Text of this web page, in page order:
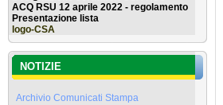
ACQ RSU 12 aprile 2022 - regolamento
Presentazione lista
logo-CSA
NOTIZIE
Archivio Comunicati Stampa